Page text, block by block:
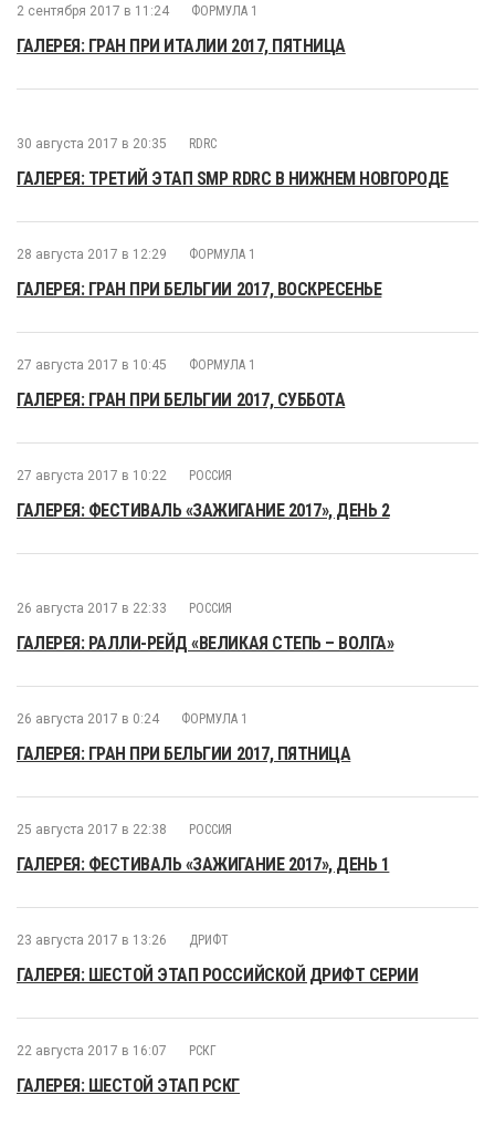
2 сентября 2017 в 11:24 ФОРМУЛА 1
ГАЛЕРЕЯ: ГРАН ПРИ ИТАЛИИ 2017, ПЯТНИЦА
30 августа 2017 в 20:35 RDRC
ГАЛЕРЕЯ: ТРЕТИЙ ЭТАП SMP RDRC В НИЖНЕМ НОВГОРОДЕ
28 августа 2017 в 12:29 ФОРМУЛА 1
ГАЛЕРЕЯ: ГРАН ПРИ БЕЛЬГИИ 2017, ВОСКРЕСЕНЬЕ
27 августа 2017 в 10:45 ФОРМУЛА 1
ГАЛЕРЕЯ: ГРАН ПРИ БЕЛЬГИИ 2017, СУББОТА
27 августа 2017 в 10:22 РОССИЯ
ГАЛЕРЕЯ: ФЕСТИВАЛЬ «ЗАЖИГАНИЕ 2017», ДЕНЬ 2
26 августа 2017 в 22:33 РОССИЯ
ГАЛЕРЕЯ: РАЛЛИ-РЕЙД «ВЕЛИКАЯ СТЕПЬ – ВОЛГА»
26 августа 2017 в 0:24 ФОРМУЛА 1
ГАЛЕРЕЯ: ГРАН ПРИ БЕЛЬГИИ 2017, ПЯТНИЦА
25 августа 2017 в 22:38 РОССИЯ
ГАЛЕРЕЯ: ФЕСТИВАЛЬ «ЗАЖИГАНИЕ 2017», ДЕНЬ 1
23 августа 2017 в 13:26 ДРИФТ
ГАЛЕРЕЯ: ШЕСТОЙ ЭТАП РОССИЙСКОЙ ДРИФТ СЕРИИ
22 августа 2017 в 16:07 РСКГ
ГАЛЕРЕЯ: ШЕСТОЙ ЭТАП РСКГ